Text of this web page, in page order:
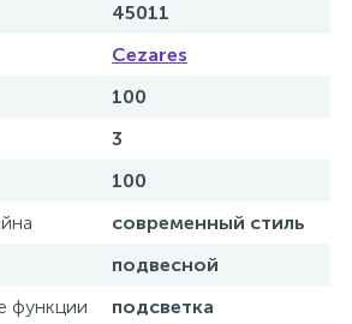
45011
Cezares
100
3
100
современный стиль
подвесной
функции
подсветка